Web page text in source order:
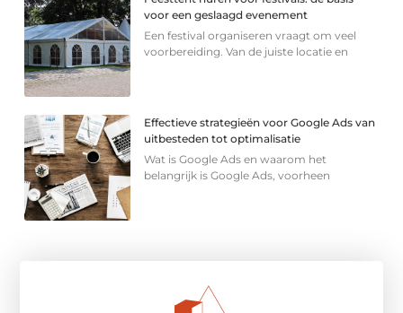
voor een geslaagd evenement
Een festival organiseren vraagt om veel
voorbereiding. Van de juiste locatie en
Effectieve strategieën voor Google Ads van
uitbesteden tot optimalisatie
Wat is Google Ads en waarom het
belangrijk is Google Ads, voorheen